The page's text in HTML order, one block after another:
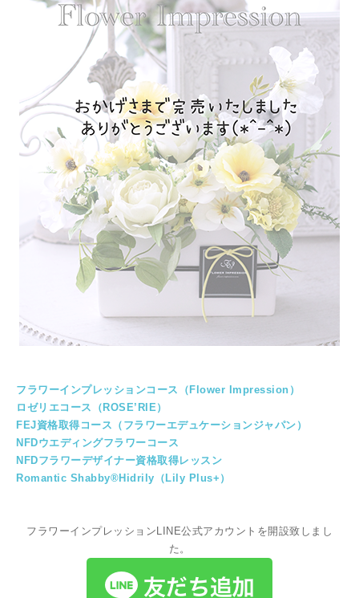
フラワーインプレッションコース（Flower Impression）
ロゼリエコース（ROSE’RIE）
FEJ資格取得コース（フラワーエデュケーションジャパン）
NFDウエディングフラワーコース
NFDフラワーデザイナー資格取得レッスン
Romantic Shabby®Hidrily（Lily Plus+）
フラワーインプレッションLINE公式アカウントを開設致しまし
た。